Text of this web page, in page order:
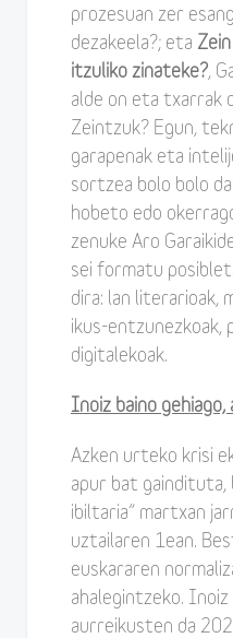
prozesuan zer
dezakeela?; eta
itzuliko zinateke?,
alde on eta txarrak
Zeintzuk? Egun,
garapenak eta
sortzea bolo bolo
hobeto edo
zenuke Aro
sei formatu
dira: lan literarioak,
ikus-entzunezkoak,
digitalekoak.
Inoiz baino gehiago,
Azken urteko krisi
apur bat gaindituta,
ibiltaria” martxan
uztailaren 1ean.
euskararen
ahalegintzeko.
aurreikusten da